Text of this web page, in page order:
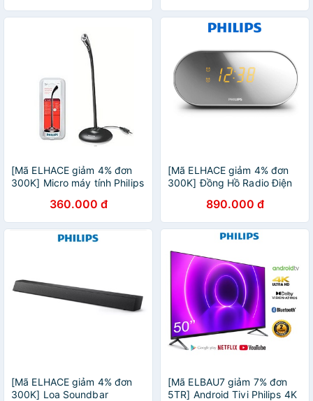
[Mã ELHACE giảm 4% đơn
300K] Micro máy tính Philips
360.000 đ
[Mã ELHACE giảm 4% đơn
300K] Đồng Hồ Radio Điện
890.000 đ
[Mã ELHACE giảm 4% đơn
300K] Loa Soundbar
[Mã ELBAU7 giảm 7% đơn
5TR] Android Tivi Philips 4K